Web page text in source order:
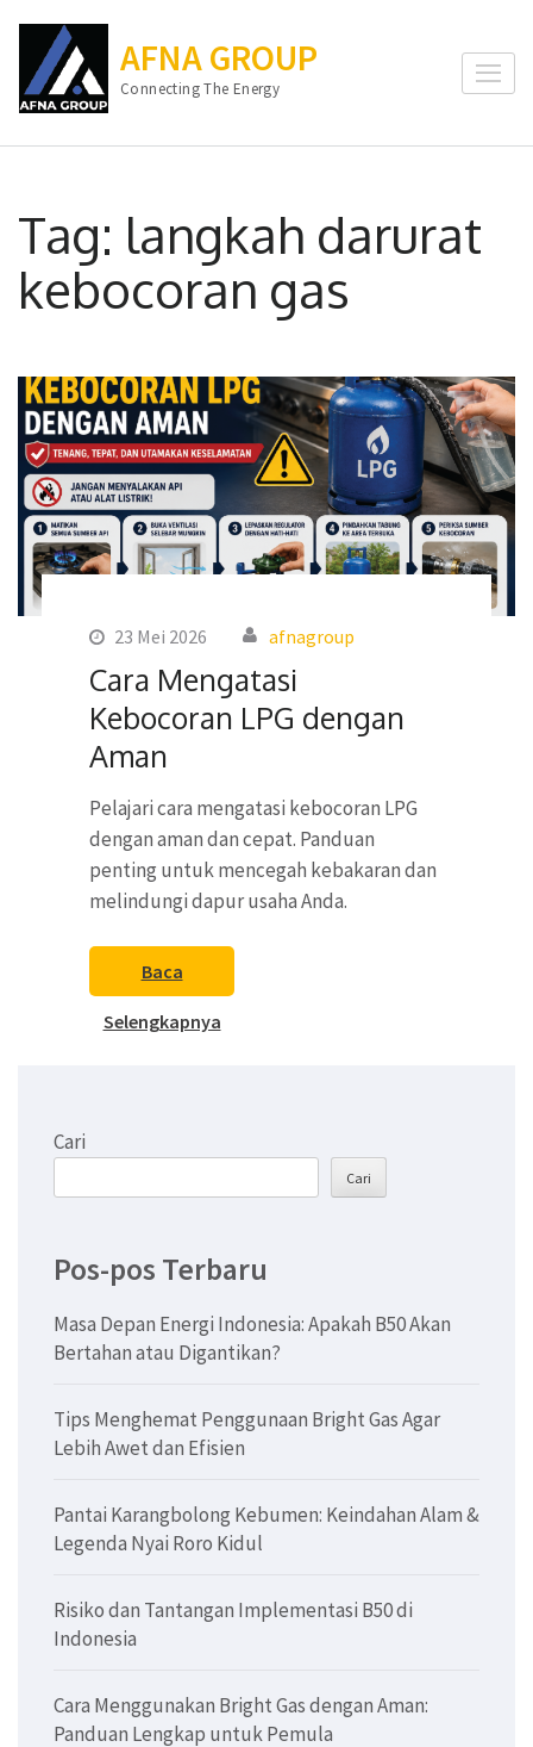
konten
(Tekan
AFNA GROUP
Connecting The Energy
Tag: langkah darurat
kebocoran gas
23 Mei 2026 afnagroup
Cara Mengatasi
Kebocoran LPG dengan
Aman
Pelajari cara mengatasi kebocoran LPG
dengan aman dan cepat. Panduan
penting untuk mencegah kebakaran dan
melindungi dapur usaha Anda.
Baca
Selengkapnya
Cari
Cari
Pos-pos Terbaru
Masa Depan Energi Indonesia: Apakah B50 Akan
Bertahan atau Digantikan?
Tips Menghemat Penggunaan Bright Gas Agar
Lebih Awet dan Efisien
Pantai Karangbolong Kebumen: Keindahan Alam &
Legenda Nyai Roro Kidul
Risiko dan Tantangan Implementasi B50 di
Indonesia
Cara Menggunakan Bright Gas dengan Aman:
Panduan Lengkap untuk Pemula